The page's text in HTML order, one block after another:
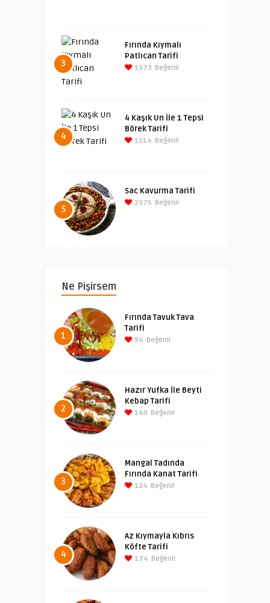
3
Fırında Kıymalı
Patlıcan Tarifi
1573 Beğeni!
4
4 Kaşık Un İle 1 Tepsi
Börek Tarifi
1514 Beğeni!
5
Sac Kavurma Tarifi
2576 Beğeni!
Ne Pişirsem
1
Fırında Tavuk Tava
Tarifi
94 Beğeni!
2
Hazır Yufka İle Beyti
Kebap Tarifi
140 Beğeni!
3
Mangal Tadında
Fırında Kanat Tarifi
124 Beğeni!
4
Az Kıymayla Kıbrıs
Köfte Tarifi
174 Beğeni!